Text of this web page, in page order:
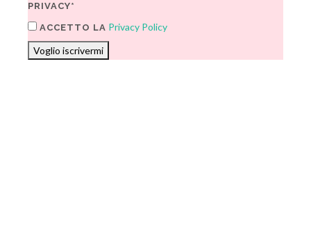
PRIVACY*
ACCETTO LA Privacy Policy
Voglio iscrivermi